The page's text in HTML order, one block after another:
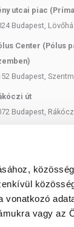
vonatkozó
vagy az
utcai piac
Budapest,
Center (Pólus
Budapest,
út
Budapest,
Béla
Budapest, Bartók